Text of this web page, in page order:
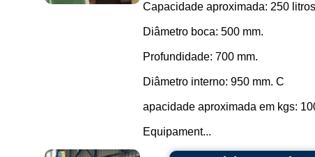
Capacidade aproximada: 250
Diâmetro boca: 500 mm.
Profundidade: 700 mm.
Diâmetro interno: 950 mm. C
apacidade aproximada em kgs:
Equipament...